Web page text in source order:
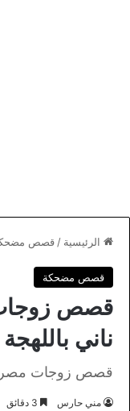
الرئيسية / قصص
قصص مضحكة
قصص
ناني
قصص زوجات
مني حارس